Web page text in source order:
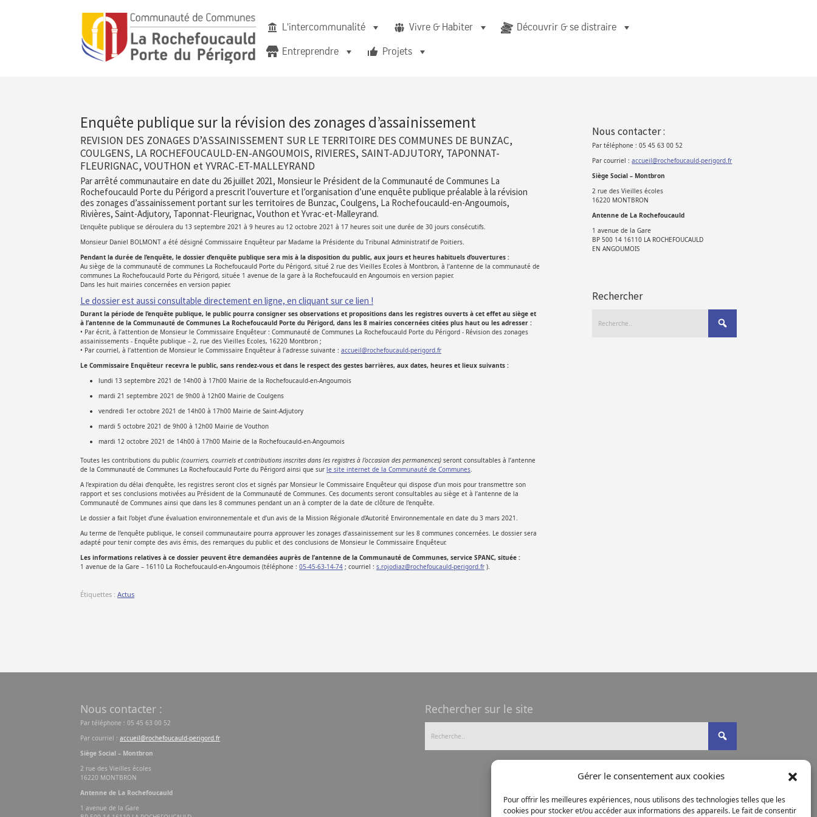
Gérer le consentement aux cookies
Pour offrir les meilleures expériences, nous utilisons des technologies telles que les
cookies pour stocker et/ou accéder aux informations des appareils. Le fait de consentir
L'intercommunalité Vivre & Habiter
Découvrir & se distraire
Entreprendre
Projets
Enquête publique sur la révision des zonages d’assainissement
REVISION DES ZONAGES D’ASSAINISSEMENT SUR LE TERRITOIRE DES COMMUNES DE BUNZAC,
COULGENS, LA ROCHEFOUCAULD-EN-ANGOUMOIS, RIVIERES, SAINT-ADJUTORY, TAPONNAT-
FLEURIGNAC, VOUTHON et YVRAC-ET-MALLEYRAND
Par arrêté communautaire en date du 26 juillet 2021, Monsieur le Président de la Communauté de Communes La
Rochefoucauld Porte du Périgord a prescrit l’ouverture et l’organisation d’une enquête publique préalable à la révision
des zonages d’assainissement portant sur les territoires de Bunzac, Coulgens, La Rochefoucauld-en-Angoumois,
Rivières, Saint-Adjutory, Taponnat-Fleurignac, Vouthon et Yvrac-et-Malleyrand.
L’enquête publique se déroulera du 13 septembre 2021 à 9 heures au 12 octobre 2021 à 17 heures soit une durée de 30 jours consécutifs.
Monsieur Daniel BOLMONT a été désigné Commissaire Enquêteur par Madame la Présidente du Tribunal Administratif de Poitiers.
Pendant la durée de l’enquête, le dossier d’enquête publique sera mis à la disposition du public, aux jours et heures habituels d’ouvertures :
Au siège de la communauté de communes La Rochefoucauld Porte du Périgord, situé 2 rue des Vieilles Ecoles à Montbron, à l’antenne de la communauté de
communes La Rochefoucauld Porte du Périgord, située 1 avenue de la gare à la Rochefoucauld en Angoumois en version papier.
Dans les huit mairies concernées en version papier.
Le dossier est aussi consultable directement en ligne, en cliquant sur ce lien !
Durant la période de l’enquête publique, le public pourra consigner ses observations et propositions dans les registres ouverts à cet effet au siège et
à l’antenne de la Communauté de Communes La Rochefoucauld Porte du Périgord, dans les 8 mairies concernées citées plus haut ou les adresser :
• Par écrit, à l’attention de Monsieur le Commissaire Enquêteur : Communauté de Communes La Rochefoucauld Porte du Périgord - Révision des zonages
assainissements - Enquête publique – 2, rue des Vieilles Ecoles, 16220 Montbron ;
• Par courriel, à l’attention de Monsieur le Commissaire Enquêteur à l’adresse suivante : accueil@rochefoucauld-perigord.fr
Le Commissaire Enquêteur recevra le public, sans rendez-vous et dans le respect des gestes barrières, aux dates, heures et lieux suivants :
lundi 13 septembre 2021 de 14h00 à 17h00 Mairie de la Rochefoucauld-en-Angoumois
mardi 21 septembre 2021 de 9h00 à 12h00 Mairie de Coulgens
vendredi 1er octobre 2021 de 14h00 à 17h00 Mairie de Saint-Adjutory
mardi 5 octobre 2021 de 9h00 à 12h00 Mairie de Vouthon
mardi 12 octobre 2021 de 14h00 à 17h00 Mairie de la Rochefoucauld-en-Angoumois
Toutes les contributions du public (courriers, courriels et contributions inscrites dans les registres à l’occasion des permanences) seront consultables à l’antenne
de la Communauté de Communes La Rochefoucauld Porte du Périgord ainsi que sur le site internet de la Communauté de Communes.
A l’expiration du délai d’enquête, les registres seront clos et signés par Monsieur le Commissaire Enquêteur qui dispose d’un mois pour transmettre son
rapport et ses conclusions motivées au Président de la Communauté de Communes. Ces documents seront consultables au siège et à l’antenne de la
Communauté de Communes ainsi que dans les 8 communes pendant un an à compter de la date de clôture de l’enquête.
Le dossier a fait l’objet d’une évaluation environnementale et d’un avis de la Mission Régionale d’Autorité Environnementale en date du 3 mars 2021.
Au terme de l’enquête publique, le conseil communautaire pourra approuver les zonages d’assainissement sur les 8 communes concernées. Le dossier sera
adapté pour tenir compte des avis émis, des remarques du public et des conclusions de Monsieur le Commissaire Enquêteur.
Les informations relatives à ce dossier peuvent être demandées auprès de l’antenne de la Communauté de Communes, service SPANC, située :
1 avenue de la Gare – 16110 La Rochefoucauld-en-Angoumois (téléphone : 05-45-63-14-74 ; courriel : s.rojodiaz@rochefoucauld-perigord.fr ).
Étiquettes : Actus
Nous contacter :
Par téléphone : 05 45 63 00 52
Par courriel :accueil@rochefoucauld-perigord.fr
Siège Social – Montbron
2 rue des Vieilles écoles
16220 MONTBRON
Antenne de La Rochefoucauld
1 avenue de la Gare
BP 500 14 16110 LA ROCHEFOUCAULD
EN ANGOUMOIS
Rechercher
Nous contacter :
Par téléphone : 05 45 63 00 52
Par courriel : accueil@rochefoucauld-perigord.fr
Siège Social – Montbron
2 rue des Vieilles écoles
16220 MONTBRON
Antenne de La Rochefoucauld
1 avenue de la Gare
Rechercher sur le site